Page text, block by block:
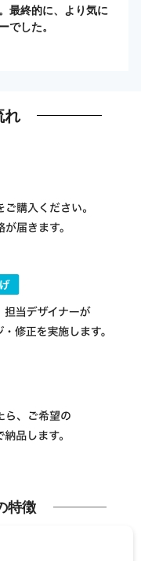
最終的に、より気に
でした。
れ
特徴